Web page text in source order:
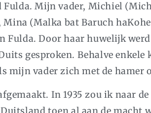
Fulda. Mijn vader, Michiel
(Malka bat Baruch
Fulda. Door haar huwelijk
gesproken. Behalve
mijn vader zich met de hamer
In 1935 zou ik naar